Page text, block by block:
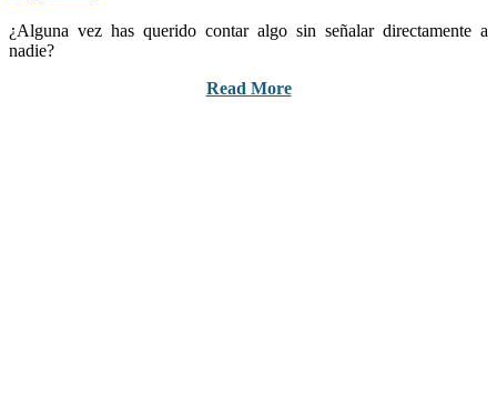
¿Alguna vez has querido contar algo sin señalar directamente a
nadie?
Read More